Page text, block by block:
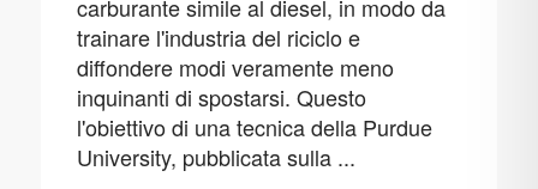
carburante simile al diesel, in modo da
trainare l'industria del riciclo e
diffondere modi veramente meno
inquinanti di spostarsi. Questo
l'obiettivo di una tecnica della Purdue
University, pubblicata sulla ...